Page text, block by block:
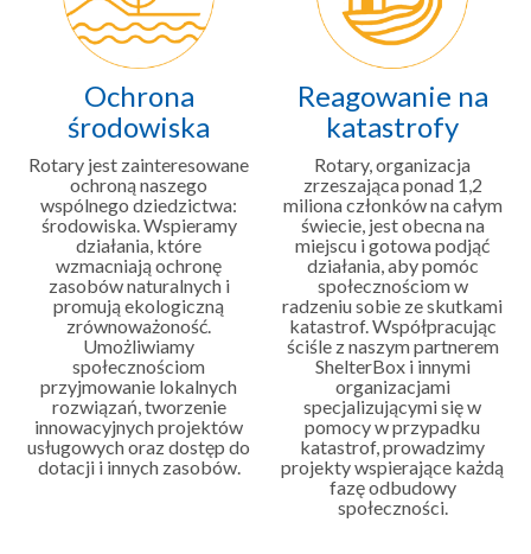
Ochrona
środowiska
Rotary jest zainteresowane
ochroną naszego
wspólnego dziedzictwa:
środowiska. Wspieramy
działania, które
wzmacniają ochronę
zasobów naturalnych i
promują ekologiczną
zrównoważoność.
Umożliwiamy
społecznościom
przyjmowanie lokalnych
rozwiązań, tworzenie
innowacyjnych projektów
usługowych oraz dostęp do
dotacji i innych zasobów.
Reagowanie na
katastrofy
Rotary, organizacja
zrzeszająca ponad 1,2
miliona członków na całym
świecie, jest obecna na
miejscu i gotowa podjąć
działania, aby pomóc
społecznościom w
radzeniu sobie ze skutkami
katastrof. Współpracując
ściśle z naszym partnerem
ShelterBox i innymi
organizacjami
specjalizującymi się w
pomocy w przypadku
katastrof, prowadzimy
projekty wspierające każdą
fazę odbudowy
społeczności.